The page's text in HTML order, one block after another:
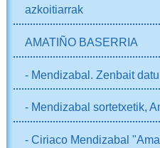
azkoitiarrak
AMATIÑO BASERRIA
- Mendizabal. Zenbait datu
- Mendizabal sortetxetik,
- Ciriaco Mendizabal